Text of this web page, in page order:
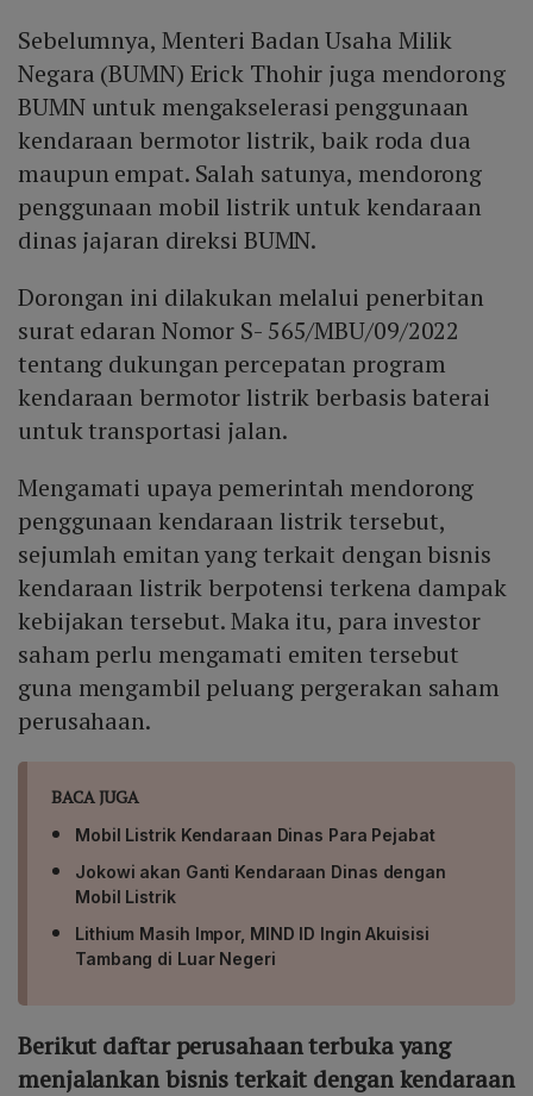
Sebelumnya, Menteri Badan Usaha Milik
Negara (BUMN) Erick Thohir juga mendorong
BUMN untuk mengakselerasi penggunaan
kendaraan bermotor listrik, baik roda dua
maupun empat. Salah satunya, mendorong
penggunaan mobil listrik untuk kendaraan
dinas jajaran direksi BUMN.
Dorongan ini dilakukan melalui penerbitan
surat edaran Nomor S- 565/MBU/09/2022
tentang dukungan percepatan program
kendaraan bermotor listrik berbasis baterai
untuk transportasi jalan.
Mengamati upaya pemerintah mendorong
penggunaan kendaraan listrik tersebut,
sejumlah emitan yang terkait dengan bisnis
kendaraan listrik berpotensi terkena dampak
kebijakan tersebut. Maka itu, para investor
saham perlu mengamati emiten tersebut
guna mengambil peluang pergerakan saham
perusahaan.
BACA JUGA
Mobil Listrik Kendaraan Dinas Para Pejabat
Jokowi akan Ganti Kendaraan Dinas dengan
Mobil Listrik
Lithium Masih Impor, MIND ID Ingin Akuisisi
Tambang di Luar Negeri
Berikut daftar perusahaan terbuka yang
menjalankan bisnis terkait dengan kendaraan